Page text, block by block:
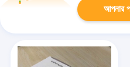
আপনার